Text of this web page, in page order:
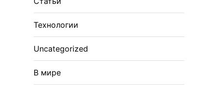
Технологии
Uncategorized
В мире